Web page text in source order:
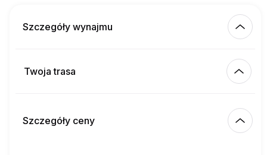
Szczegóły wynajmu
450.00
21
Twoja trasa
Zakończ
Szczegóły ceny